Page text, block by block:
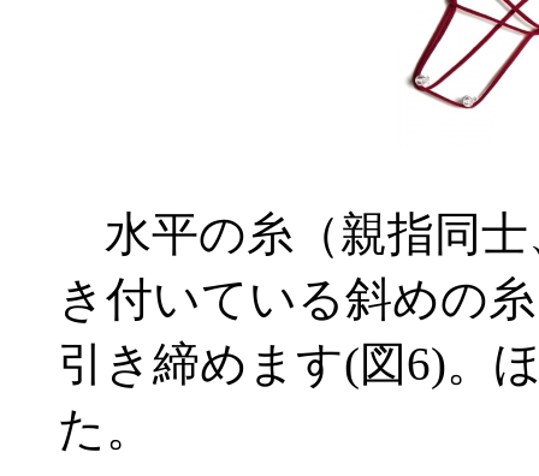
水平の糸（親指同士
き付いている斜めの
引き締めます(図6)。
た。